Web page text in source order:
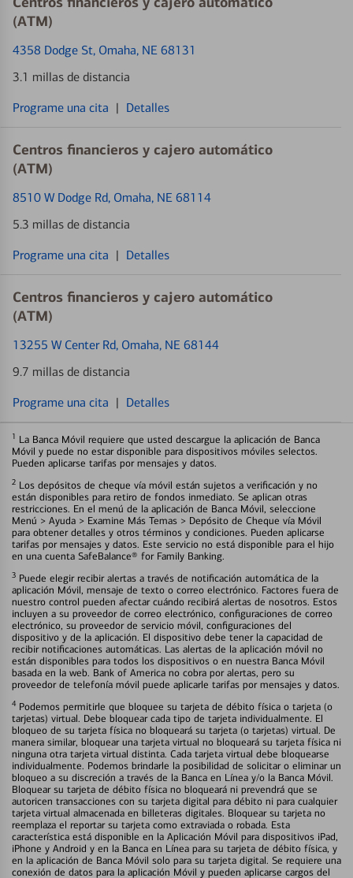
(ATM)
4358 Dodge St, Omaha, NE 68131
3.1 millas de distancia
Programe una cita | Detalles
Centros financieros y cajero automático
(ATM)
8510 W Dodge Rd, Omaha, NE 68114
5.3 millas de distancia
Programe una cita | Detalles
Centros financieros y cajero automático
(ATM)
13255 W Center Rd, Omaha, NE 68144
9.7 millas de distancia
Programe una cita | Detalles
1 La Banca Móvil requiere que usted descargue la aplicación de Banca
Móvil y puede no estar disponible para dispositivos móviles selectos.
Pueden aplicarse tarifas por mensajes y datos.
2 Los depósitos de cheque vía móvil están sujetos a verificación y no
están disponibles para retiro de fondos inmediato. Se aplican otras
restricciones. En el menú de la aplicación de Banca Móvil, seleccione
Menú > Ayuda > Examine Más Temas > Depósito de Cheque vía Móvil
para obtener detalles y otros términos y condiciones. Pueden aplicarse
tarifas por mensajes y datos. Este servicio no está disponible para el hijo
en una cuenta SafeBalance® for Family Banking.
3 Puede elegir recibir alertas a través de notificación automática de la
aplicación Móvil, mensaje de texto o correo electrónico. Factores fuera de
nuestro control pueden afectar cuándo recibirá alertas de nosotros. Estos
incluyen a su proveedor de correo electrónico, configuraciones de correo
electrónico, su proveedor de servicio móvil, configuraciones del
dispositivo y de la aplicación. El dispositivo debe tener la capacidad de
recibir notificaciones automáticas. Las alertas de la aplicación móvil no
están disponibles para todos los dispositivos o en nuestra Banca Móvil
basada en la web. Bank of America no cobra por alertas, pero su
proveedor de telefonía móvil puede aplicarle tarifas por mensajes y datos.
4 Podemos permitirle que bloquee su tarjeta de débito física o tarjeta (o
tarjetas) virtual. Debe bloquear cada tipo de tarjeta individualmente. El
bloqueo de su tarjeta física no bloqueará su tarjeta (o tarjetas) virtual. De
manera similar, bloquear una tarjeta virtual no bloqueará su tarjeta física ni
ninguna otra tarjeta virtual distinta. Cada tarjeta virtual debe bloquearse
individualmente. Podemos brindarle la posibilidad de solicitar o eliminar un
bloqueo a su discreción a través de la Banca en Línea y/o la Banca Móvil.
Bloquear su tarjeta de débito física no bloqueará ni prevendrá que se
autoricen transacciones con su tarjeta digital para débito ni para cualquier
tarjeta virtual almacenada en billeteras digitales. Bloquear su tarjeta no
reemplaza el reportar su tarjeta como extraviada o robada. Esta
característica está disponible en la Aplicación Móvil para dispositivos iPad,
iPhone y Android y en la Banca en Línea para su tarjeta de débito física, y
en la aplicación de Banca Móvil solo para su tarjeta digital. Se requiere una
conexión de datos para la aplicación Móvil y pueden aplicarse cargos del